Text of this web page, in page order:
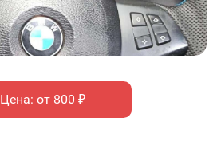
Цена: от 800 ₽